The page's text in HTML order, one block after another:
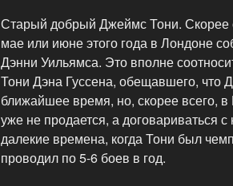
Старый добрый Джеймс Тони. Скорее
мае или июне этого года в Лондоне
Дэнни Уильямса. Это вполне
Тони Дэна Гуссена, обещавшего, что
ближайшее время, но, скорее
уже не продается, а договариваться
далекие времена, когда Тони был
проводил по 5-6 боев в год.